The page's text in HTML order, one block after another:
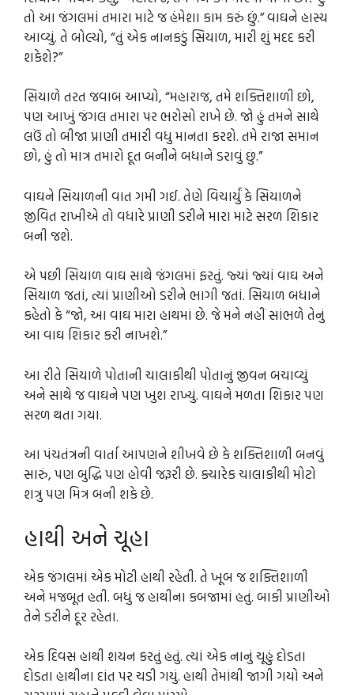
તો આ જંગલમાં તમારા માટે જ હંમેશા કામ કરું છું.” વાઘને હાસ્ય
આવ્યું. તે બોલ્યો, “તું એક નાનકડું સિયાળ, મારી શું મદદ કરી
શકેશે?”
સિયાળે તરત જવાબ આપ્યો, “મહારાજ, તમે શક્તિશાળી છો,
પણ આખું જંગલ તમારા પર ભરોસો રાખે છે. જો હું તમને સાથે
લઉં તો બીજા પ્રાણી તમારી વધુ માનતા કરશે. તમે રાજા સમાન
છો, હું તો માત્ર તમારો દૂત બનીને બધાને ડરાવું છું.”
વાઘને સિયાળની વાત ગમી ગઈ. તેણે વિચાર્યું કે સિયાળને
જીવિત રાખીએ તો વધારે પ્રાણી ડરીને મારા માટે સરળ શિકાર
બની જશે.
એ પછી સિયાળ વાઘ સાથે જંગલમાં ફરતું. જ્યાં જ્યાં વાઘ અને
સિયાળ જતાં, ત્યાં પ્રાણીઓ ડરીને ભાગી જતાં. સિયાળ બધાને
કહેતો કે “જો, આ વાઘ મારા હાથમાં છે. જે મને નહીં સાંભળે તેનું
આ વાઘ શિકાર કરી નાખશે.”
આ રીતે સિયાળે પોતાની ચાલાકીથી પોતાનું જીવન બચાવ્યું
અને સાથે જ વાઘને પણ ખુશ રાખ્યું. વાઘને મળતા શિકાર પણ
સરળ થતા ગયા.
આ પંચતંત્રની વાર્તા આપણને શીખવે છે કે શક્તિશાળી બનવું
સારું, પણ બુદ્ધિ પણ હોવી જરૂરી છે. ક્યારેક ચાલાકીથી મોટો
શત્રુ પણ મિત્ર બની શકે છે.
હાથી અને ચૂહા
એક જંગલમાં એક મોટી હાથી રહેતી. તે ખૂબ જ શક્તિશાળી
અને મજબૂત હતી. બધું જ હાથીના કબજામાં હતું. બાકી પ્રાણીઓ
તેને ડરીને દૂર રહેતા.
એક દિવસ હાથી શયન કરતું હતું. ત્યાં એક નાનું ચૂહું દોડતા
દોડતા હાથીના દાંત પર ચડી ગયું. હાથી તેમાંથી જાગી ગયો અને